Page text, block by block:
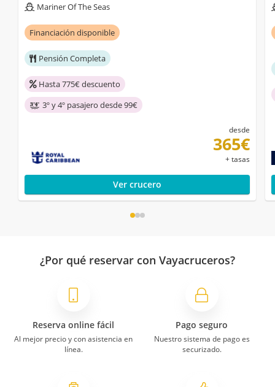
Mariner Of The Seas
Financiación disponible
Pensión Completa
Hasta 775€ descuento
3º y 4º pasajero desde 99€
desde
365€
+ tasas
Ver crucero
¿Por qué reservar con Vayacruceros?
Reserva online fácil
Al mejor precio y con asistencia en
línea.
Pago seguro
Nuestro sistema de pago es
securizado.